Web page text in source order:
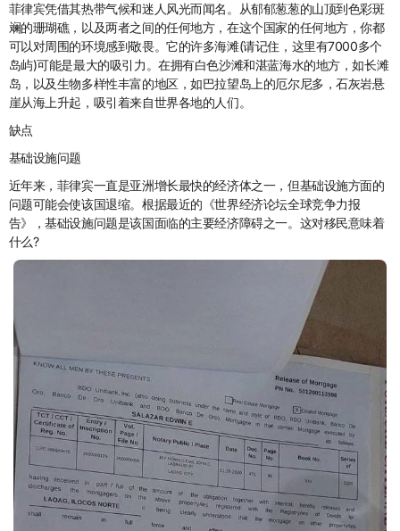
菲律宾凭借其热带气候和迷人风光而闻名。从郁郁葱葱的山顶到色彩斑
斓的珊瑚礁，以及两者之间的任何地方，在这个国家的任何地方，你都
可以对周围的环境感到敬畏。它的许多海滩(请记住，这里有7000多个
岛屿)可能是最大的吸引力。在拥有白色沙滩和湛蓝海水的地方，如长滩
岛，以及生物多样性丰富的地区，如巴拉望岛上的厄尔尼多，石灰岩悬
崖从海上升起，吸引着来自世界各地的人们。
缺点
基础设施问题
近年来，菲律宾一直是亚洲增长最快的经济体之一，但基础设施方面的
问题可能会使该国退缩。根据最近的《世界经济论坛全球竞争力报
告》，基础设施问题是该国面临的主要经济障碍之一。这对移民意味着
什么?